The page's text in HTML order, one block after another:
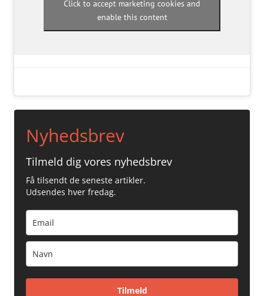
Click to accept marketing cookies and
enable this content
Nyhedsbrev
Tilmeld dig vores nyhedsbrev
Få tilsendt de seneste artikler.
Udsendes hver fredag.
Tilmeld